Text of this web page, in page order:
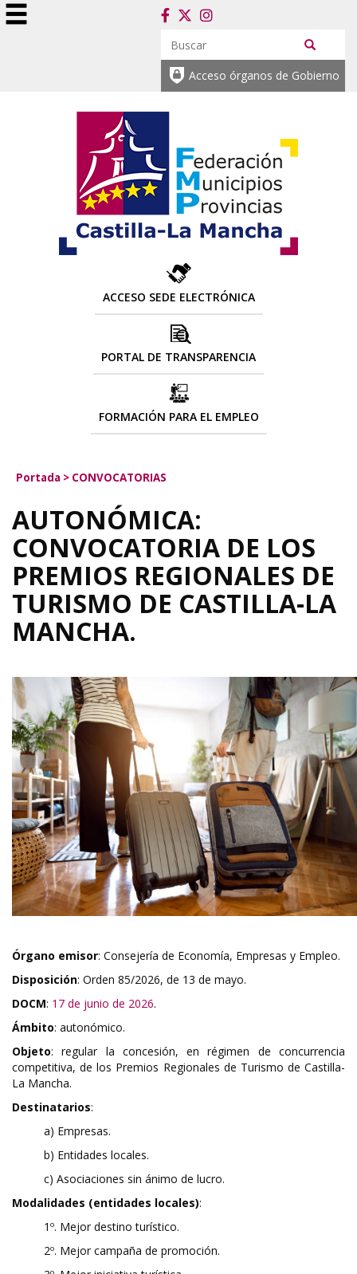
Acceso órganos de Gobierno
ACCESO SEDE ELECTRÓNICA
PORTAL DE TRANSPARENCIA
FORMACIÓN PARA EL EMPLEO
Portada > CONVOCATORIAS
AUTONÓMICA:
CONVOCATORIA DE LOS
PREMIOS REGIONALES DE
TURISMO DE CASTILLA-LA
MANCHA.
Órgano emisor: Consejería de Economía, Empresas y Empleo.
Disposición: Orden 85/2026, de 13 de mayo.
DOCM: 17 de junio de 2026.
Ámbito: autonómico.
Objeto: regular la concesión, en régimen de concurrencia
competitiva, de los Premios Regionales de Turismo de Castilla-
La Mancha.
Destinatarios:
a) Empresas.
b) Entidades locales.
c) Asociaciones sin ánimo de lucro.
Modalidades (entidades locales):
1º. Mejor destino turístico.
2º. Mejor campaña de promoción.